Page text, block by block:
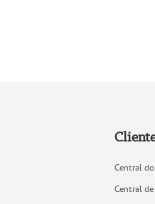
Central
Central